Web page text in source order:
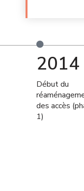
2014
Début du
des accès
1)